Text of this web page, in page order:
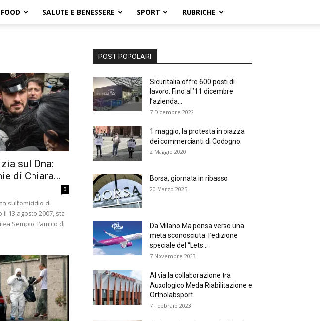
FOOD SALUTE E BENESSERE SPORT RUBRICHE
sul Dna:
di Chiara...
0
sull’omicidio di
il 13 agosto 2007, sta
Sempio, l’amico di
POST POPOLARI
Sicuritalia offre 600 posti di
lavoro. Fino all’11 dicembre
l’azienda...
7 Dicembre 2022
1 maggio, la protesta in piazza
dei commercianti di Codogno.
2 Maggio 2020
Borsa, giornata in ribasso
20 Marzo 2025
Da Milano Malpensa verso una
meta sconosciuta: l’edizione
speciale del “Lets...
7 Novembre 2023
Al via la collaborazione tra
Auxologico Meda Riabilitazione e
Ortholabsport.
7 Febbraio 2023